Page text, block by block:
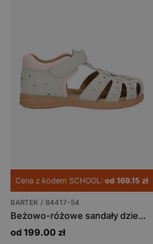
Cena z kodem SCHOOL: od 169.15 zł
BARTEK / 84417-54
Beżowo-różowe sandały dziewczęce z motywem kwiatowym BARTEK 84417-54
od 199.00 zł